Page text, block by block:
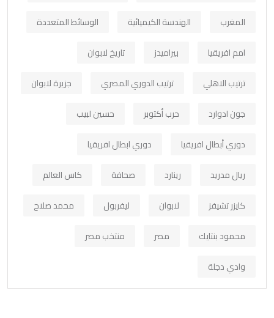
المغرب
الهندسة الكيميائية
الوسائط المتعددة
امم افريقيا
بيراميدز
تاريخ لابوان
ترتيب الاهلي
ترتيب الدوري المصري
جزيرة لابوان
جون ادوارد
حرب أكتوبر
حسين لبيب
دوري أبطال افريقيا
دوري ابطال افريقيا
ريال مدريد
رينارد صحافة
كاس العالم
كايزر تشيفز
لابوان ليفربول
محمد صلاح
محمود بنتايك
مصر
منتخب مصر
وادي دجلة